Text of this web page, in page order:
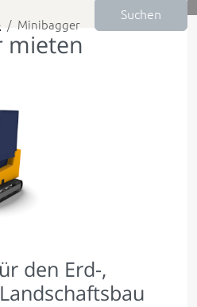
Suchen
Minibagger
mieten
den Erd-,